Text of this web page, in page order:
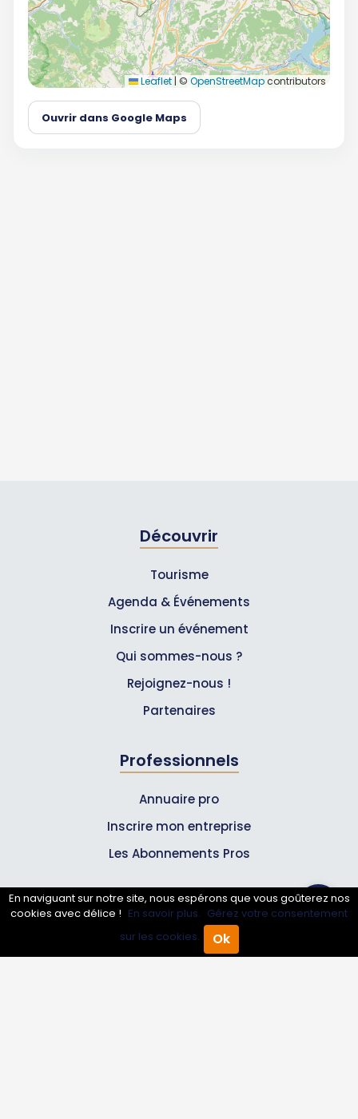
Annuaire Pro Agenda
Leaflet | © OpenStreetMapcontributors
Ouvrir dans Google Maps
Découvrir
Tourisme
Agenda & Événements
Inscrire un événement
Qui sommes-nous ?
Rejoignez-nous !
Partenaires
Professionnels
Annuaire pro
Inscrire mon entreprise
Les Abonnements Pros
Infos
Mentions légales et CGV
En naviguant sur notre site, nous espérons que vous goûterez nos
cookies avec délice ! En savoir plus. Gérez votre consentement
sur les cookies.
Ok